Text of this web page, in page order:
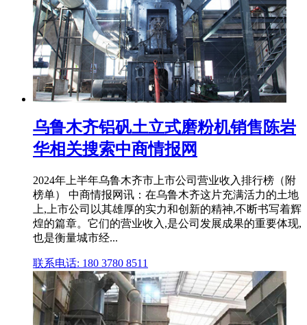
乌鲁木齐铝矾土立式磨粉机销售陈岩
华相关搜索中商情报网
2024年上半年乌鲁木齐市上市公司营业收入排行榜（附
榜单） 中商情报网讯：在乌鲁木齐这片充满活力的土地
上,上市公司以其雄厚的实力和创新的精神,不断书写着辉
煌的篇章。它们的营业收入,是公司发展成果的重要体现,
也是衡量城市经...
联系电话: 180 3780 8511